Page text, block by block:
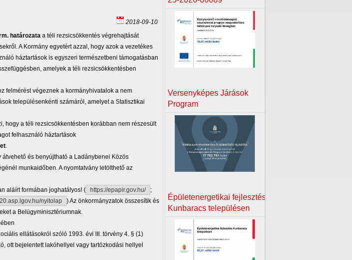
2018-09-10
határozataa téli rezsicsökkentés végrehajtását
A Kormány egyetért azzal, hogy azok a vezetékes
háztartások is egyszeri természetbeni támogatásban
amelyek a téli rezsicsökkentésben
felmérést végeznek a kormányhivatalok a nem
településenkénti számáról, amelyet a Statisztikai
hogy a téli rezsicsökkentésben korábban nem részesült
felhasználó háztartások
.
és benyújtható a Ladánybenei Közös
munkaidőben. A nyomtatvány letölthető az
aláírt formában joghatályos! (
https://epapir.gov.hu/
;
nyitolap
) Az önkormányzatok összesítik és
a Belügyminisztériumnak.
ellátásokról szóló 1993. évi III. törvény 4. § (1)
ott bejelentett lakóhellyel vagy tartózkodási hellyel
Versenyképes Járások
Program
Épületenergetikai fejlesztés
Kunbaracs településen